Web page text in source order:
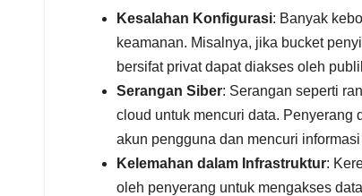
Kesalahan Konfigurasi: Banyak
keamanan. Misalnya, jika bucket
bersifat privat dapat diakses oleh
Serangan Siber: Serangan seperti
cloud untuk mencuri data. Penyerang
akun pengguna dan mencuri
Kelemahan dalam Infrastruktur:
oleh penyerang untuk mengakses